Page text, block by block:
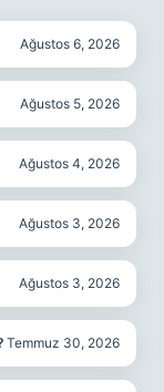
Ağustos 6, 2026
Ağustos 5, 2026
Ağustos 4, 2026
Ağustos 3, 2026
Ağustos 3, 2026
Temmuz 30, 2026